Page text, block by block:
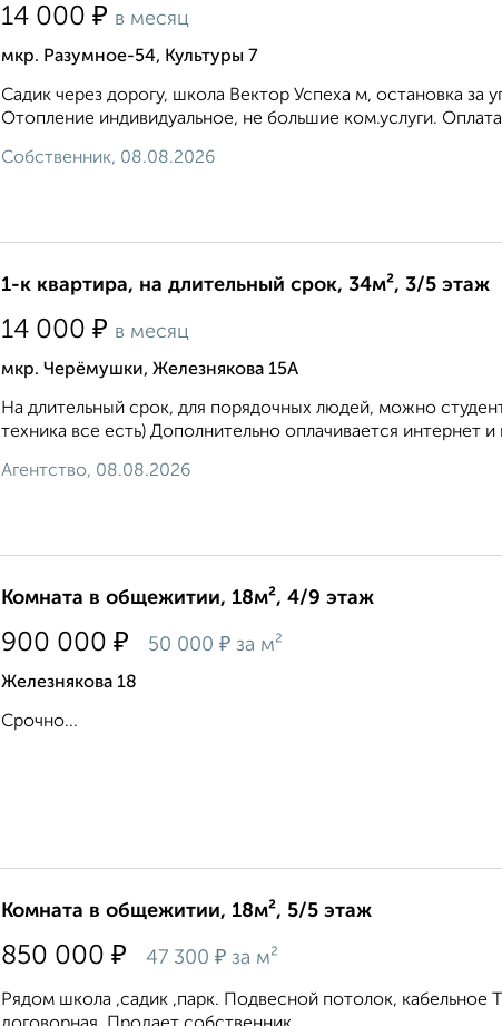
14 000 ₽ в месяц
мкр. Разумное-54, Культуры 7
Садик через дорогу, школа Вектор Успеха м, остановка за
Отопление индивидуальное, не большие ком.услуги.
Собственник, 08.08.2026
1-к квартира, на длительный срок, 34м², 3/5 этаж
14 000 ₽ в месяц
мкр. Черёмушки, Железнякова 15А
На длительный срок, для порядочных людей, можно
техника все есть) Дополнительно оплачивается интернет
Агентство, 08.08.2026
Комната в общежитии, 18м², 4/9 этаж
900 000 ₽ 50 000 ₽ за м²
Железнякова 18
Срочно...
Комната в общежитии, 18м², 5/5 этаж
850 000 ₽ 47 300 ₽ за м²
Рядом школа ,садик ,парк. Подвесной потолок,